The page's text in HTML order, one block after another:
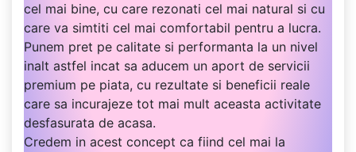
cel mai bine, cu care rezonati cel mai natural si cu
care va simtiti cel mai comfortabil pentru a lucra.
Punem pret pe calitate si performanta la un nivel
inalt astfel incat sa aducem un aport de servicii
premium pe piata, cu rezultate si beneficii reale
care sa incurajeze tot mai mult aceasta activitate
desfasurata de acasa.
Credem in acest concept ca fiind cel mai la